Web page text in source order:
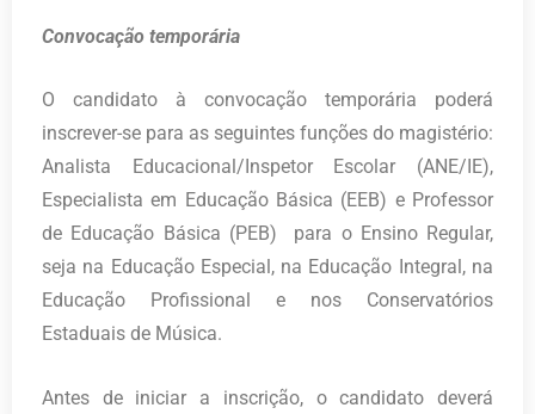
Convocação temporária
O candidato à convocação temporária poderá
inscrever-se para as seguintes funções do magistério:
Analista Educacional/Inspetor Escolar (ANE/IE),
Especialista em Educação Básica (EEB) e Professor
de Educação Básica (PEB) para o Ensino Regular,
seja na Educação Especial, na Educação Integral, na
Educação Profissional e nos Conservatórios
Estaduais de Música.
Antes de iniciar a inscrição, o candidato deverá